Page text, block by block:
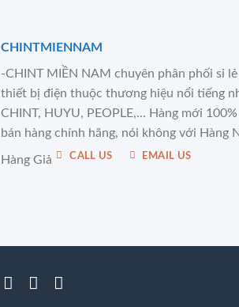
CHINTMIENNAM
-CHINT MIỀN NAM chuyên phân phối sỉ lẻ
thiết bị điện thuộc thương hiệu nổi tiếng
CHINT, HUYU, PEOPLE,... Hàng mới
bán hàng chính hãng, nói không với Hàng
Hàng Giả CALL US EMAIL US